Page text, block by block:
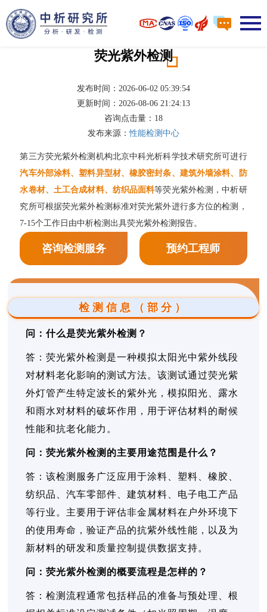
荧光紫外检测
发布时间：2026-06-02 05:39:54
更新时间：2026-08-06 21:24:13
咨询点击量： 18
发布来源：性能检测中心
第三方荧光紫外检测机构北京中科光析科学技术研究所可进行
汽车外部涂料、塑料异型材、橡胶密封条、建筑外墙涂料、防
水卷材、土工合成材料、纺织品面料等荧光紫外检测，中析研
究所可根据荧光紫外检测标准对荧光紫外进行多方位的检测，
7-15个工作日由中析检测出具荧光紫外检测报告。
咨询检测服务 预约工程师
检测信息（部分）
问：什么是荧光紫外检测？
答：荧光紫外检测是一种模拟太阳光中紫外线段
对材料老化影响的测试方法。该测试通过荧光紫
外灯管产生特定波长的紫外光，模拟阳光、露水
和雨水对材料的破坏作用，用于评估材料的耐候
性能和抗老化能力。
问：荧光紫外检测的主要用途范围是什么？
答：该检测服务广泛应用于涂料、塑料、橡胶、
纺织品、汽车零部件、建筑材料、电子电工产品
等行业。主要用于评估非金属材料在户外环境下
的使用寿命，验证产品的抗紫外线性能，以及为
新材料的研发和质量控制提供数据支持。
问：荧光紫外检测的概要流程是怎样的？
答：检测流程通常包括样品的准备与预处理、根